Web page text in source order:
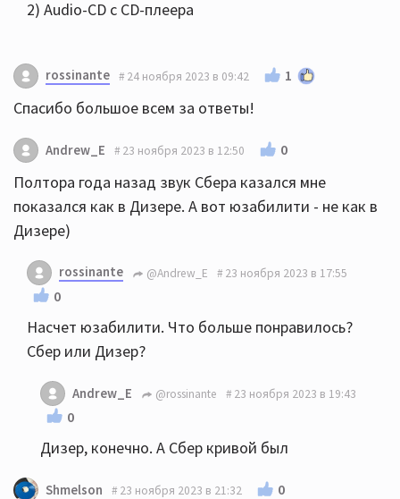
2) Audio-CD с CD-плеера
rossinante 24 ноября 2023 в 09:42 1
Спасибо большое всем за ответы!
Andrew_E 23 ноября 2023 в 12:50 0
Полтора года назад звук Сбера казался мне
показался как в Дизере. А вот юзабилити - не как в
Дизере)
rossinante @Andrew_E 23 ноября 2023 в 17:55
0
Насчет юзабилити. Что больше понравилось?
Сбер или Дизер?
Andrew_E @rossinante 23 ноября 2023 в 19:43
0
Дизер, конечно. А Сбер кривой был
Shmelson 23 ноября 2023 в 21:32 0